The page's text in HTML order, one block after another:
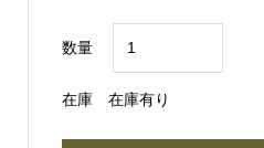
数量
在庫 在庫有り